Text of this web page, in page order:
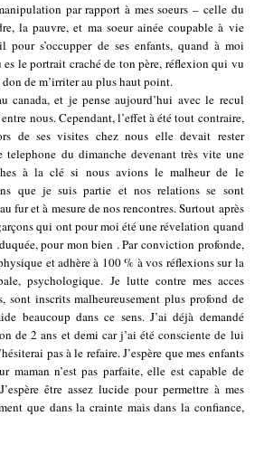
par rapport à mes soeurs – celle du
la pauvre, et ma soeur ainée coupable à vie
pour s’occupper de ses enfants, quand à moi
es le portrait craché de ton père, réflexion qui vu
de m’irriter au plus haut point.
canada, et je pense aujourd’hui avec le recul
nous. Cependant, l’effet à été tout contraire,
de ses visites chez nous elle devait rester
du dimanche devenant très vite une
à la clé si nous avions le malheur de le
que je suis partie et nos relations se sont
fur et à mesure de nos rencontres. Surtout après
qui ont pour moi été une révelation quand
pour mon bien . Par conviction profonde,
et adhère à 100 % à vos réflexions sur la
psychologique. Je lutte contre mes acces
sont inscrits malheureusement plus profond de
beaucoup dans ce sens. J’ai déjà demandé
de 2 ans et demi car j’ai été consciente de lui
pas à le refaire. J’espère que mes enfants
maman n’est pas parfaite, elle est capable de
être assez lucide pour permettre à mes
que dans la crainte mais dans la confiance,